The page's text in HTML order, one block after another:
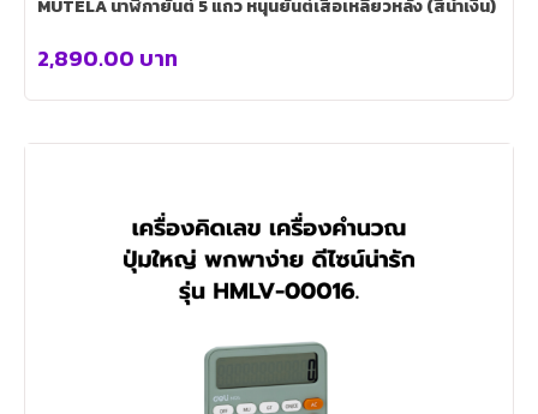
MUTELA นาฬิกายันต์ 5 แถว หนุนยันต์เสือเหลียวหลัง (สีน้ำเงิน)
2,890.00 บาท